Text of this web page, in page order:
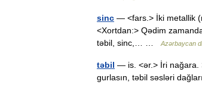
sinc — <fars.> İki metallik
<Xortdan:> Qədim
təbil, sinc,… …
Azərbaycan
təbil — is. <ər.> İri nağara.
gurlasın, təbil səsləri